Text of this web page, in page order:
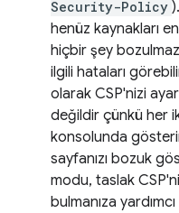
Security-Policy
henüz kaynakları
hiçbir şey
ilgili hataları
olarak CSP'nizi
değildir çünkü her
konsolunda
sayfanızı bozuk
modu, taslak
bulmanıza